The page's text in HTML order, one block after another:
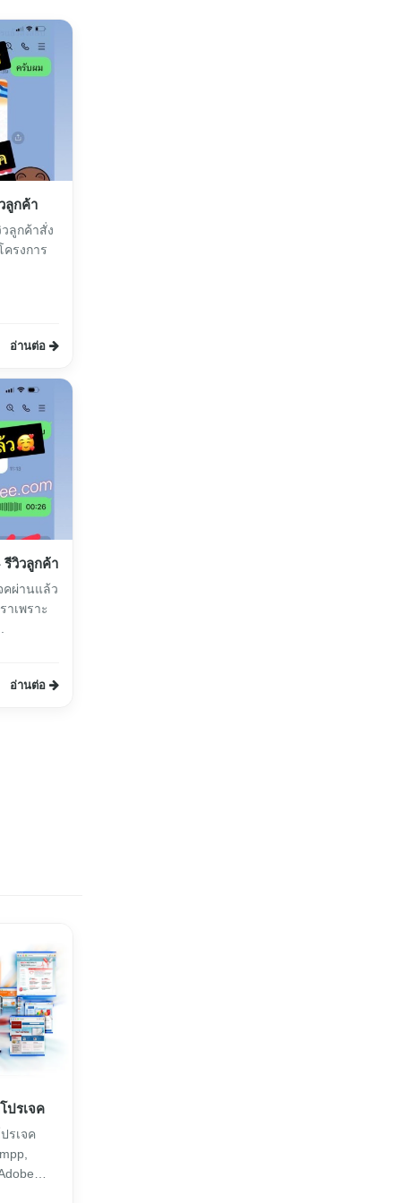
ลูกค้า
ลูกค้าสั่ง
รงการ
อ่านต่อ
วิวลูกค้า
คผ่านแล้ว
าเพราะ
อ่านต่อ
ปรเจค
รเจค